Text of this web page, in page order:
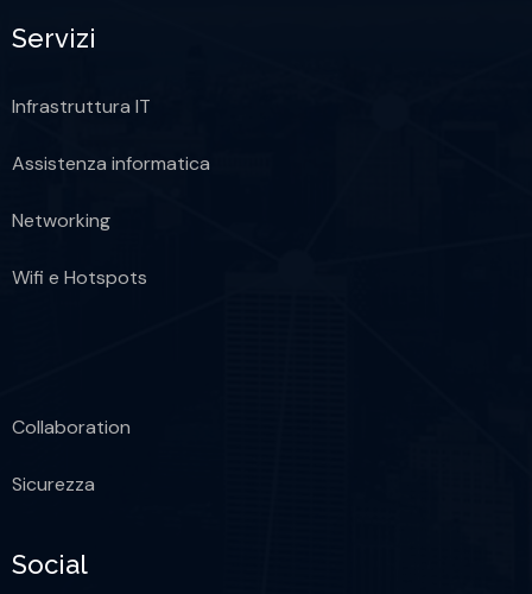
Servizi
Infrastruttura IT
Assistenza informatica
Networking
Wifi e Hotspots
Collaboration
Sicurezza
Social